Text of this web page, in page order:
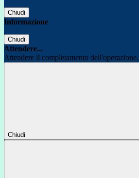
Chiudi
Informazione
Chiudi
Attendere...
Attendere il completamento
Chiudi